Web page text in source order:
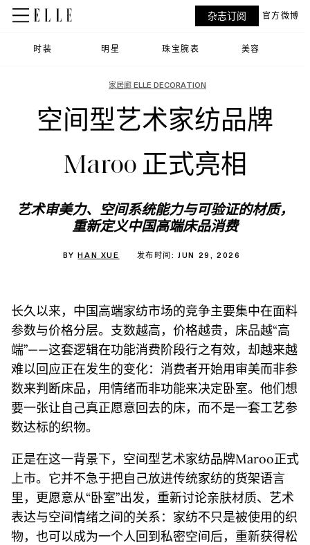
时装 明星 珠宝腕表 美容
杂志订阅 官方微博
家居廊 ELLE DECORATION
空间型艺术家纺品牌
Maroo 正式亮相
艺术审美力、空间系统能力与可验证的材质，
重新定义中国高端床品消费
BYHAN XUE 发布时间: JUN 29, 2026
长久以来，中国高端家纺市场的竞争主要集中在面料
参数与价格分层。支数越高，价格越贵，床品越“高
端”——这套逻辑在功能消费阶段行之有效，却越来越
难以回应正在发生的变化：消费者开始用审美而非参
数来判断床品，用情绪而非功能来决定卧室。他们想
要一张让自己真正愿意回去的床，而不是一套工艺参
数达标的织物。
正是在这一背景下，空间型艺术家纺品牌Maroo正式
上市。它并不急于把自己放进传统家纺的货架语言
里，更愿意从“卧室”出发，重新讨论亲肤材质、艺术
表达与空间情绪之间的关系：家纺不只是被使用的织
物，也可以成为一个人回到私密空间后，重新获得松